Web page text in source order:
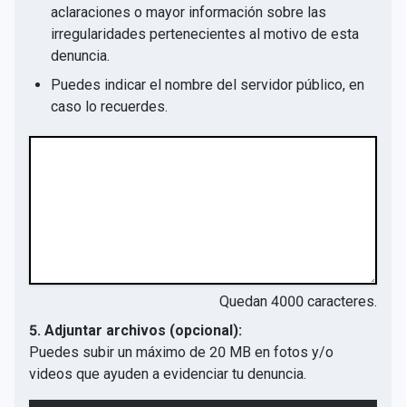
aclaraciones o mayor información sobre las
irregularidades pertenecientes al motivo de esta
denuncia.
Puedes indicar el nombre del servidor público, en
caso lo recuerdes.
Quedan 4000 caracteres.
5. Adjuntar archivos (opcional):
Puedes subir un máximo de 20 MB en fotos y/o
videos que ayuden a evidenciar tu denuncia.